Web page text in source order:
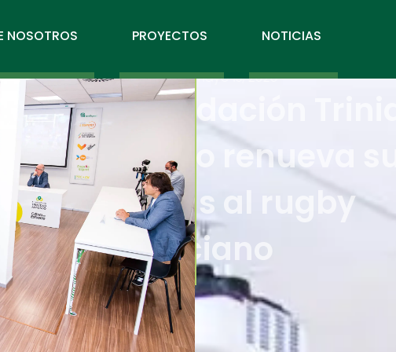
NOSOTROS PROYECTOS NOTICIAS
mayo 13, 2020
Alfonso
ayudas al
valenciano